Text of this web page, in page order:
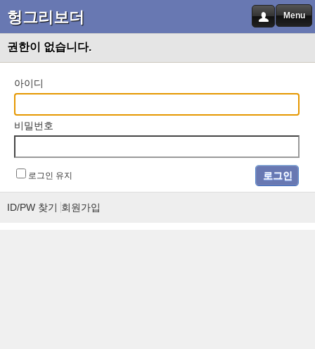
헝그리보더 Menu
권한이 없습니다.
아이디
비밀번호
로그인 유지
ID/PW 찾기 회원가입